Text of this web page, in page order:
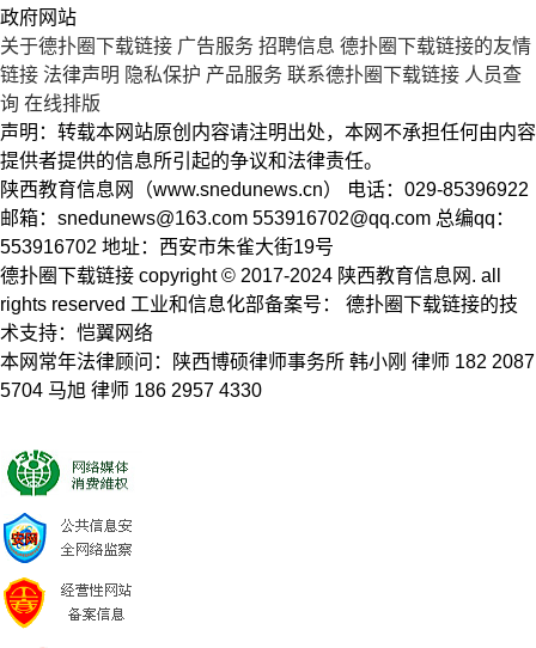
政府网站
关于德扑圈下载链接 广告服务 招聘信息 德扑圈下载链接的友情
链接 法律声明 隐私保护 产品服务 联系德扑圈下载链接 人员查
询 在线排版
声明：转载本网站原创内容请注明出处，本网不承担任何由内容
提供者提供的信息所引起的争议和法律责任。
陕西教育信息网（www.snedunews.cn） 电话：029-85396922
邮箱： snedunews@163.com 553916702@qq.com 总编qq：
553916702 地址：西安市朱雀大街19号
德扑圈下载链接 copyright © 2017-2024 陕西教育信息网. all
rights reserved 工业和信息化部备案号： 德扑圈下载链接的技
术支持：恺翼网络
本网常年法律顾问：陕西博硕律师事务所 韩小刚 律师 182 2087
5704 马旭 律师 186 2957 4330